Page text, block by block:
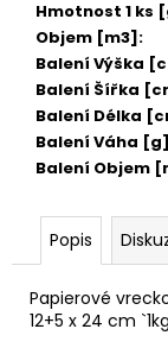
Hmotnost 1 ks
Objem [m3]:
Balení Výška
Balení Šířka
Balení Délka
Balení Váha [g]
Balení Objem
Popis
Papierové
12+5 x 24 cm
VÁLCE
990
Kč
Původně:
667